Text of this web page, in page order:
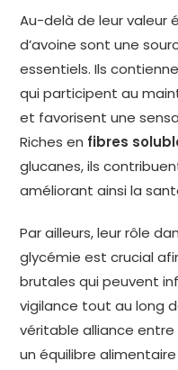
Au-delà de leur valeur
d’avoine sont une
essentiels. Ils
qui participent au
et favorisent une
Riches en fibres
glucanes, ils
améliorant ainsi la
Par ailleurs, leur rôle
glycémie est crucial
brutales qui peuvent
vigilance tout au long
véritable alliance
un équilibre